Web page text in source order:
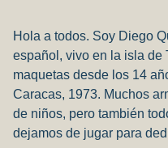
Hola a todos. Soy Diego
español, vivo en la isla de
maquetas desde los 14
Caracas, 1973. Muchos
de niños, pero también
dejamos de jugar para